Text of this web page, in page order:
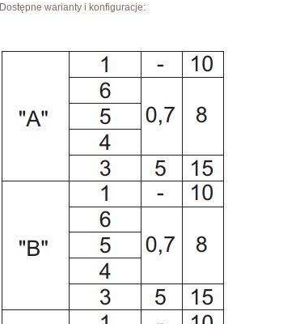
Dostępne warianty i konfiguracje: